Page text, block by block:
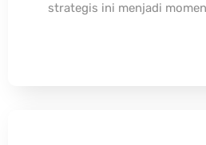
strategis ini menjadi